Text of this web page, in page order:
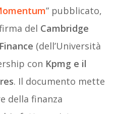
” pubblicato,
del Cambridge
(dell’Università
con Kpmg e il
. Il documento mette
della finanza